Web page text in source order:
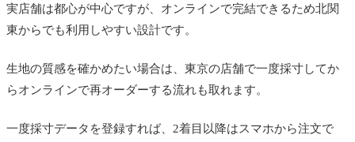
実店舗は都心が中心ですが、オンラインで完結できるため北関
東からでも利用しやすい設計です。
生地の質感を確かめたい場合は、東京の店舗で一度採寸してか
らオンラインで再オーダーする流れも取れます。
一度採寸データを登録すれば、2着目以降はスマホから注文で